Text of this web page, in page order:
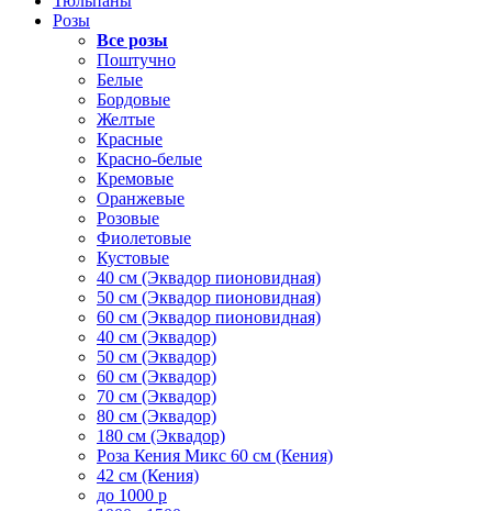
Розы
Все розы
Поштучно
Белые
Бордовые
Желтые
Красные
Красно-белые
Кремовые
Оранжевые
Розовые
Фиолетовые
Кустовые
40 см (Эквадор пионовидная)
50 см (Эквадор пионовидная)
60 см (Эквадор пионовидная)
40 см (Эквадор)
50 см (Эквадор)
60 см (Эквадор)
70 см (Эквадор)
80 см (Эквадор)
180 см (Эквадор)
Роза Кения Микс 60 см (Кения)
42 см (Кения)
до 1000 р